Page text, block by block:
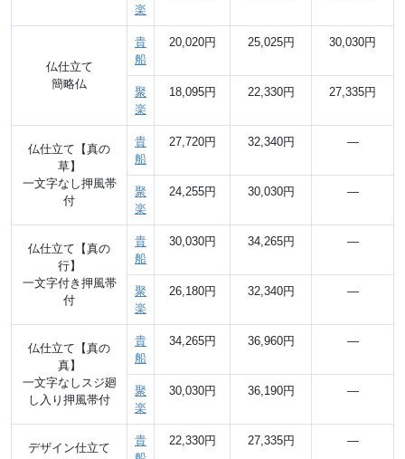
楽
仏仕立て
簡略仏
貴
船
20,020円 25,025円 30,030円
聚
楽
18,095円 22,330円 27,335円
仏仕立て【真の
草】
一文字なし押風帯
付
貴
船
27,720円 32,340円 ―
聚
楽
24,255円 30,030円 ―
仏仕立て【真の
行】
一文字付き押風帯
付
貴
船
30,030円 34,265円 ―
聚
楽
26,180円 32,340円 ―
仏仕立て【真の
真】
一文字なしスジ廻
し入り押風帯付
貴
船
34,265円 36,960円 ―
聚
楽
30,030円 36,190円 ―
デザイン仕立て
貴
22,330円 27,335円 ―